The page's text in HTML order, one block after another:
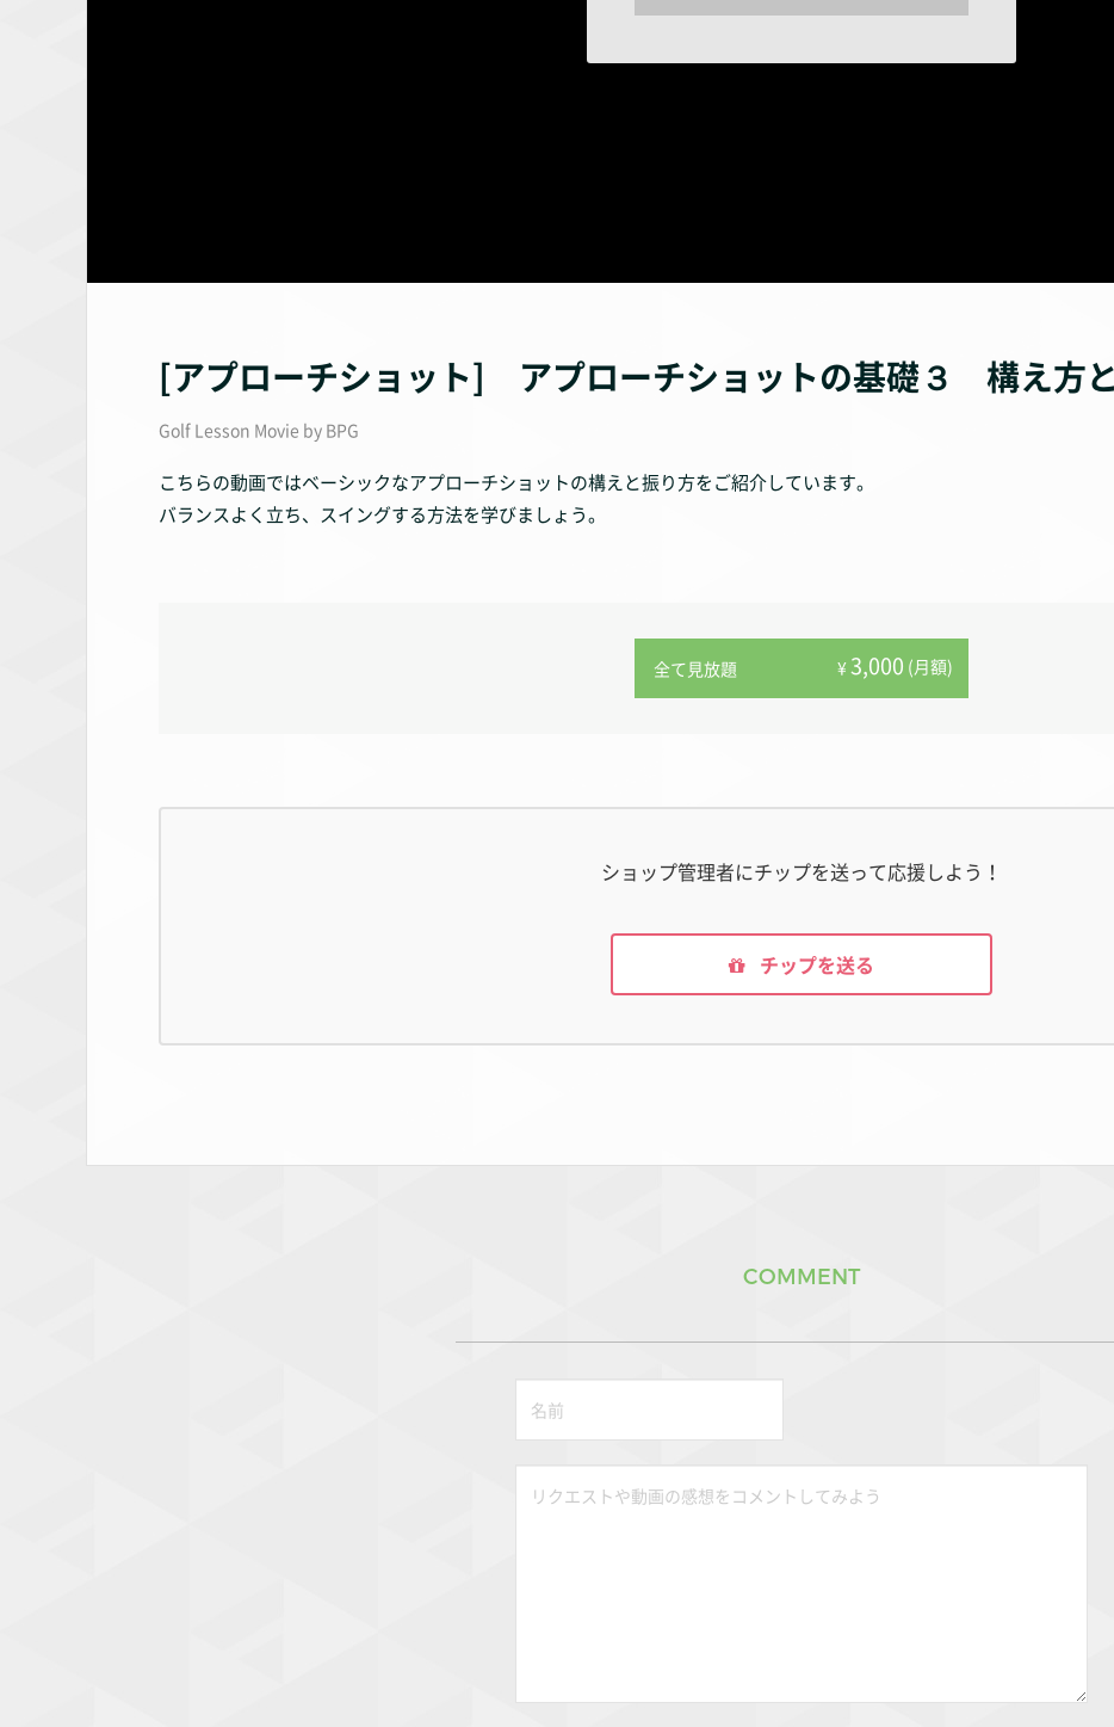
[アプローチショット] アプローチショットの基礎３ 構え方
Golf Lesson Movie by BPG
こちらの動画ではベーシックなアプローチショットの構えと振り方をご紹介しています。
バランスよく立ち、スイングする方法を学びましょう。
全て見放題 ¥3,000 (月額)
ショップ管理者にチップを送って応援しよう！
チップを送る
COMMENT